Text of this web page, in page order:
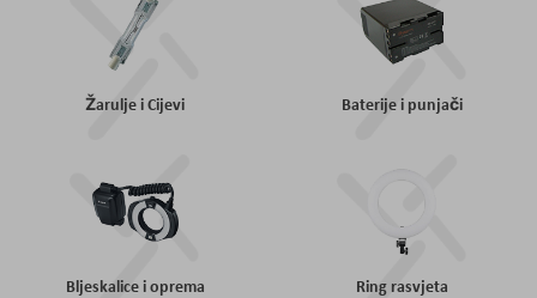
Žarulje i Cijevi Baterije i punjači
Bljeskalice i oprema Ring rasvjeta